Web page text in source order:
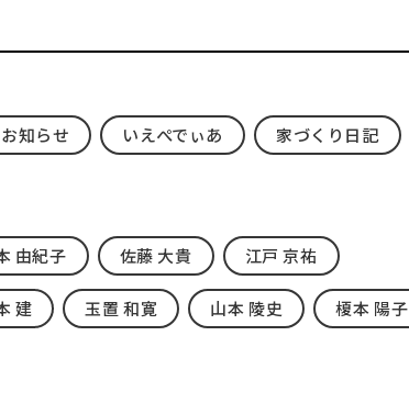
お知らせ いえぺでぃあ 家づくり日記
由紀子 佐藤 大貴 江戸 京祐
建 玉置 和寛 山本 陵史 榎本 陽子